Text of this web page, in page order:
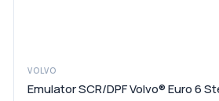
VOLVO
Emulator SCR/DPF Volvo® Euro 6